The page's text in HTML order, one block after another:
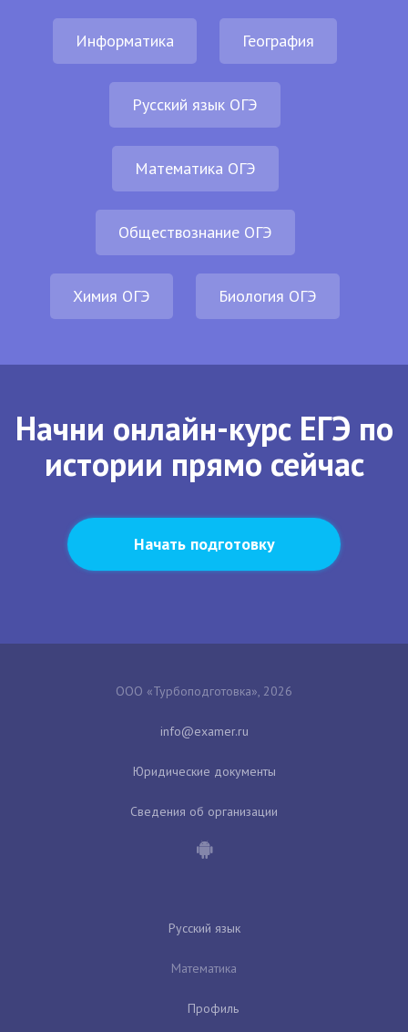
Информатика География
Русский язык ОГЭ
Математика ОГЭ
Обществознание ОГЭ
Химия ОГЭ Биология ОГЭ
Начни онлайн-курс ЕГЭ по
истории прямо сейчас
Начать подготовку
ООО «Турбоподготовка», 2026
Юридические документы
Сведения об организации
Русский язык
Математика
Профиль